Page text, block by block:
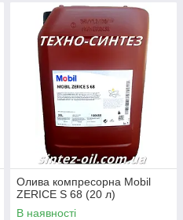
Олива компресорна Mobil
ZERICE S 68 (20 л)
В наявності